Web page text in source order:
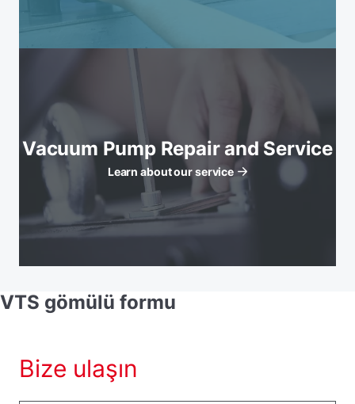
Vacuum Pump Repair and Service
Learn about our service
VTS gömülü formu
Bize ulaşın